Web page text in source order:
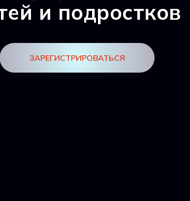
и подростков
ЗАРЕГИСТРИРОВАТЬСЯ